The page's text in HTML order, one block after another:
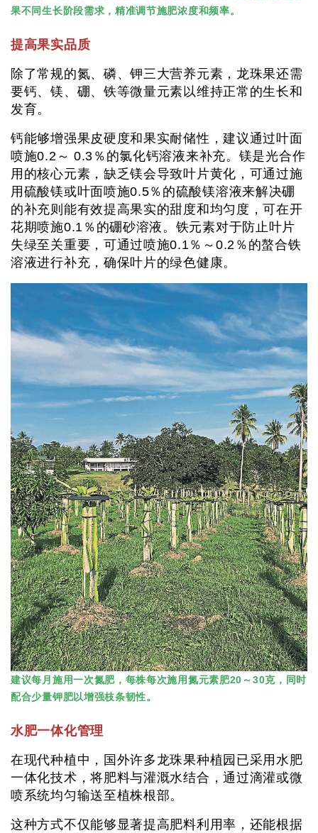
果不同生长阶段需求，精准调节施肥浓度和频率。
提高果实品质
除了常规的氮、磷、钾三大营养元素，龙珠果还需
要钙、镁、硼、铁等微量元素以维持正常的生长和
发育。
钙能够增强果皮硬度和果实耐储性，建议通过叶面
喷施0.2～ 0.3％的氯化钙溶液来补充。镁是光合作
用的核心元素，缺乏镁会导致叶片黄化，可通过施
用硫酸镁或叶面喷施0.5％的硫酸镁溶液来解决硼
的补充则能有效提高果实的甜度和均匀度，可在开
花期喷施0.1％的硼砂溶液。铁元素对于防止叶片
失绿至关重要，可通过喷施0.1％～0.2％的螯合铁
溶液进行补充，确保叶片的绿色健康。
建议每月施用一次氮肥，每株每次施用氮元素肥20～30克，同时
配合少量钾肥以增强枝条韧性。
水肥一体化管理
在现代种植中，国外许多龙珠果种植园已采用水肥
一体化技术，将肥料与灌溉水结合，通过滴灌或微
喷系统均匀输送至植株根部。
这种方式不仅能够显著提高肥料利用率，还能根据